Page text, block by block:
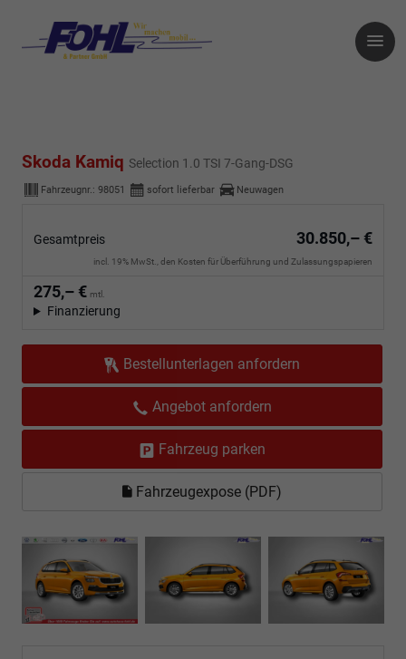
Skoda Kamiq Selection 1.0 TSI 7-Gang-DSG
Fahrzeugnr.: 98051 sofort lieferbar Neuwagen
Gesamtpreis 30.850,– €
incl. 19% MwSt., den Kosten für Überführung und Zulassungspapieren
275,– € mtl.
Finanzierung
Bestellunterlagen anfordern
Angebot anfordern
Fahrzeug parken
Fahrzeugexpose (PDF)